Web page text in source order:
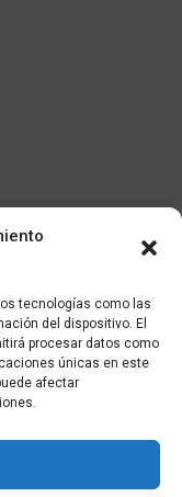
tecnologías como las
del dispositivo. El
procesar datos como
únicas en este
afectar